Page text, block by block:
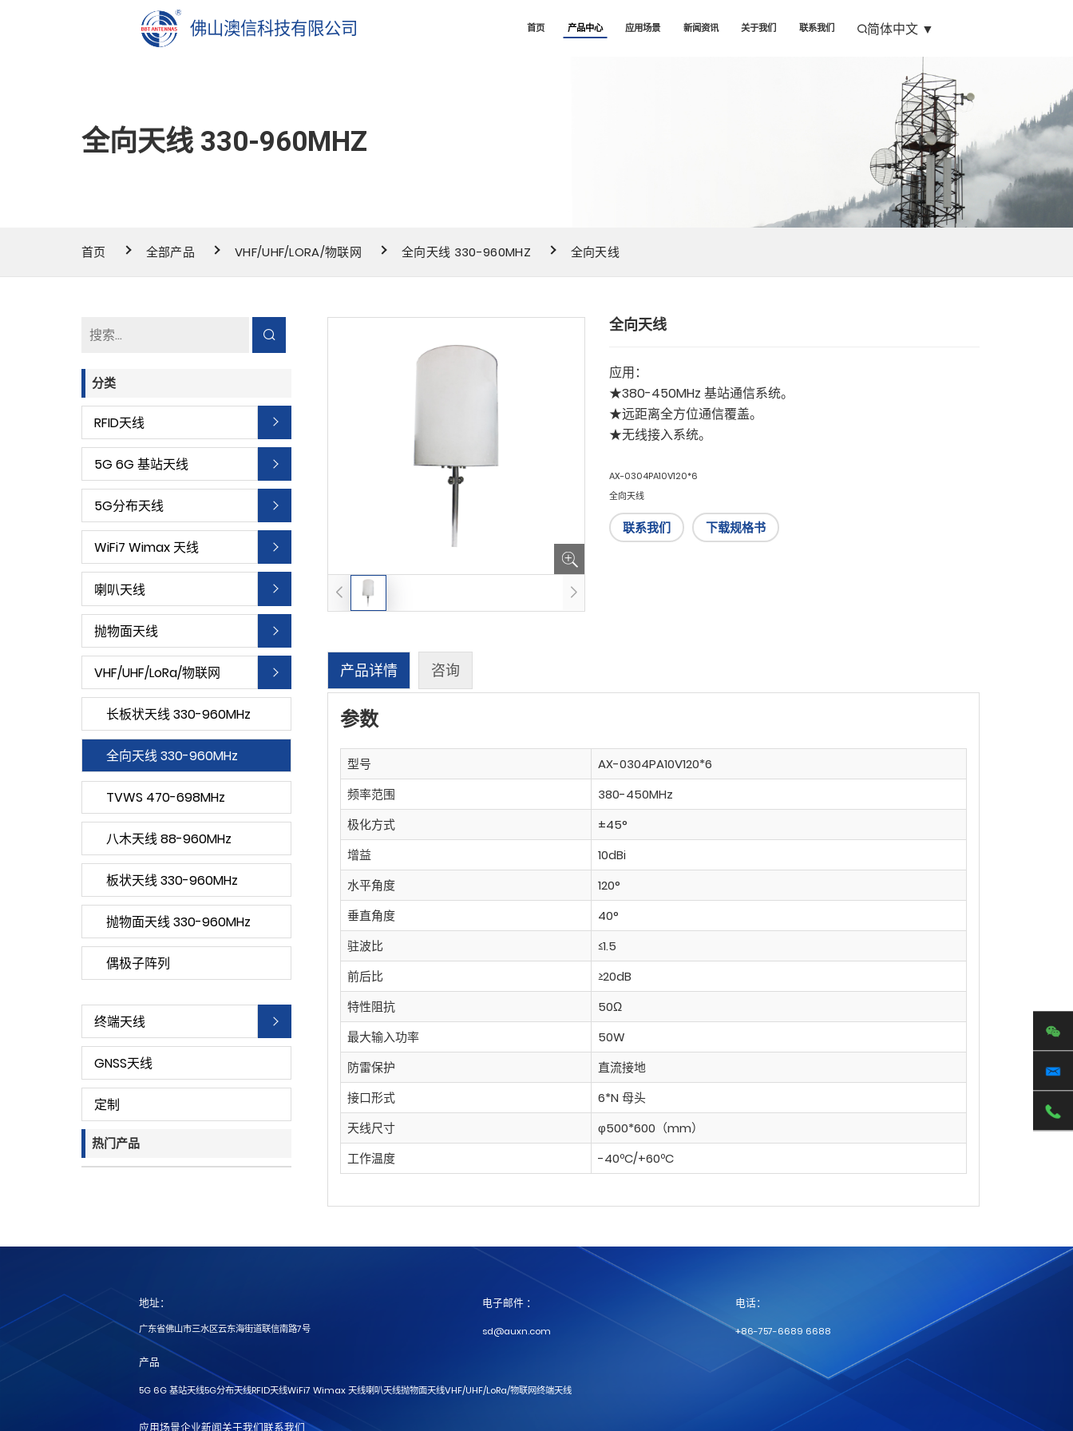
佛山澳信科技有限公司 首页 产品中心 应用场景 新闻资讯 关于我们 联系我们 简体中文 ▼
全向天线 330-960MHZ
首页 全部产品 VHF/UHF/LORA/物联网 全向天线 330-960MHZ 全向天线
分类
RFID天线
5G 6G 基站天线
5G分布天线
WiFi7 Wimax 天线
喇叭天线
抛物面天线
VHF/UHF/LoRa/物联网
长板状天线 330-960MHz
全向天线 330-960MHz
TVWS 470-698MHz
八木天线 88-960MHz
板状天线 330-960MHz
抛物面天线 330-960MHz
偶极子阵列
终端天线
GNSS天线
定制
热门产品
全向天线
应用：
★380-450MHz 基站通信系统。
★远距离全方位通信覆盖。
★无线接入系统。
AX-0304PA10V120*6
全向天线
联系我们 下载规格书
产品详情 咨询
参数
型号
AX-0304PA10V120*6
频率范围
380-450MHz
极化方式
±45°
增益
10dBi
水平角度
120°
垂直角度
40°
驻波比
≤1.5
前后比
≥20dB
特性阻抗
50Ω
最大输入功率
50W
防雷保护
直流接地
接口形式
6*N 母头
天线尺寸
φ500*600（mm）
工作温度
-40ºC/+60ºC
地址：
广东省佛山市三水区云东海街道联信南路7号
电子邮件 ：
sd@auxn.com
电话：
+86-757-6689 6688
产品
5G 6G 基站天线5G分布天线RFID天线WiFi7 Wimax 天线喇叭天线抛物面天线VHF/UHF/LoRa/物联网终端天线
应用场景企业新闻关于我们联系我们